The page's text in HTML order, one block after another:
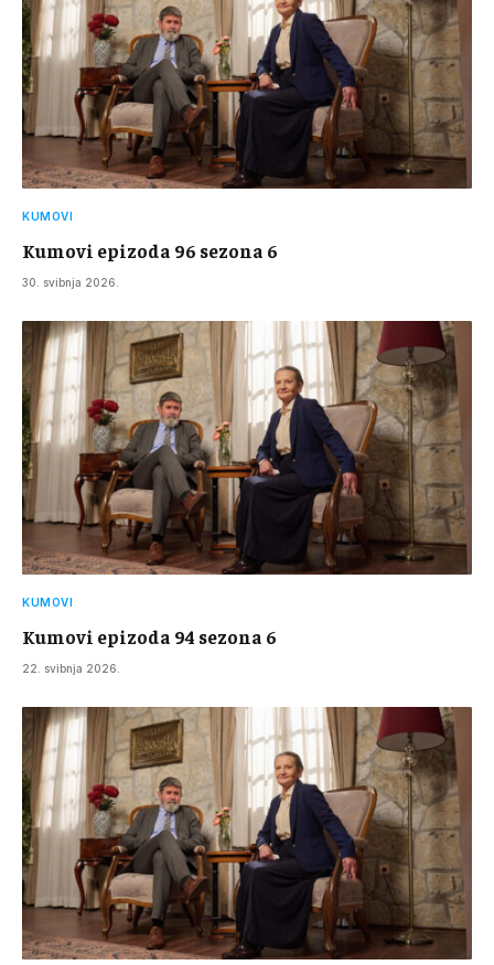
KUMOVI
Kumovi epizoda 96 sezona 6
30. svibnja 2026.
KUMOVI
Kumovi epizoda 94 sezona 6
22. svibnja 2026.